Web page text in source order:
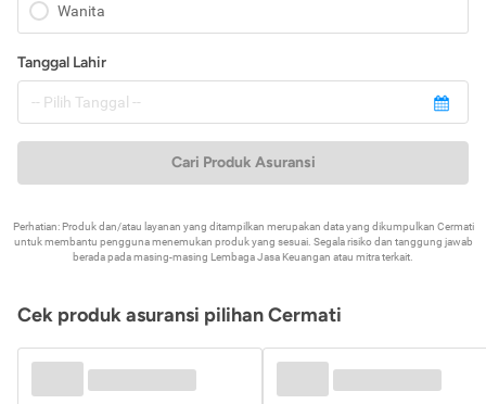
Wanita
Tanggal Lahir
Cari Produk Asuransi
Perhatian: Produk dan/atau layanan yang ditampilkan merupakan data yang dikumpulkan Cermati
untuk membantu pengguna menemukan produk yang sesuai. Segala risiko dan tanggung jawab
berada pada masing-masing Lembaga Jasa Keuangan atau mitra terkait.
Cek produk asuransi pilihan Cermati